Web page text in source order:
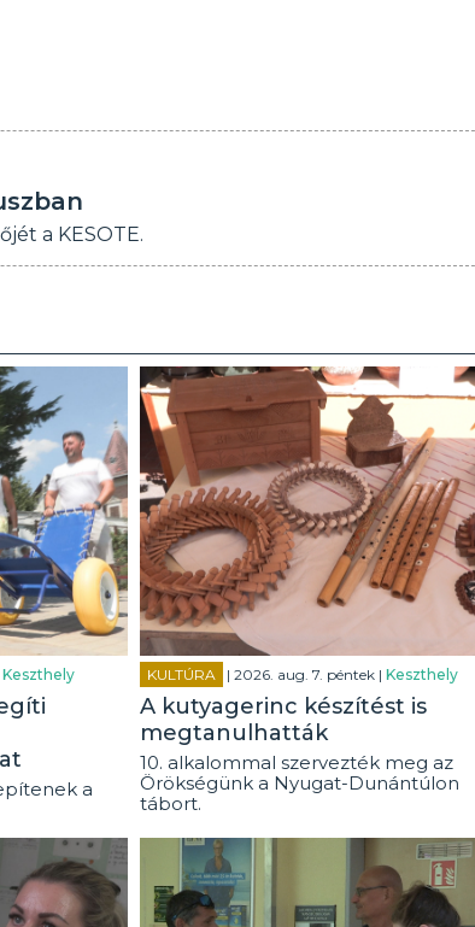
a KESOTE.
Keszthely
a
KULTÚRA | 2026. aug. 7. péntek | Keszthely
A kutyagerinc készítést is
megtanulhatták
10. alkalommal szervezték meg az
Örökségünk a Nyugat-Dunántúlon
tábort.